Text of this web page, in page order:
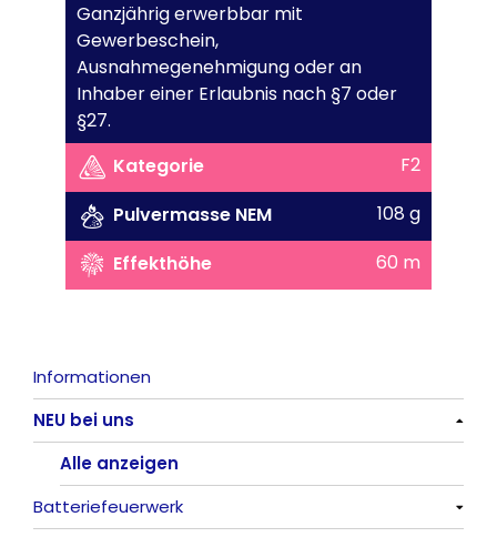
Ganzjährig erwerbbar mit
Gewerbeschein,
Ausnahmegenehmigung oder an
Inhaber einer Erlaubnis nach §7 oder
§27.
Kategorie
F2
Pulvermasse NEM
108 g
Effekthöhe
60 m
Informationen
NEU bei uns
Alle anzeigen
Batteriefeuerwerk